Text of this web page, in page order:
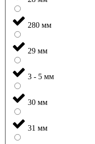
280 мм
29 мм
3 - 5 мм
30 мм
31 мм